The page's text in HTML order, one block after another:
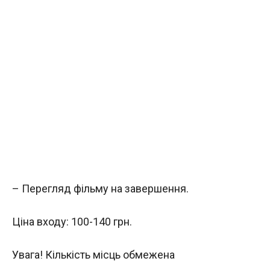
– Перегляд фільму на завершення.
Ціна входу: 100-140 грн.
Увага! Кількість місць обмежена